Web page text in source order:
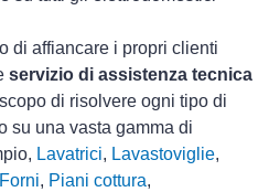
di affiancare i propri clienti
servizio di assistenza tecnica
di risolvere ogni tipo di
su una vasta gamma di
Lavatrici, Lavastoviglie,
Forni, Piani cottura,